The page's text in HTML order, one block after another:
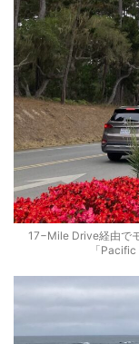
17−Mile Drive経由で
「